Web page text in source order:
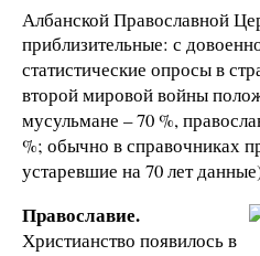
Албанской Православной
приблизительные: с
статистические опросы в
второй мировой войны
мусульмане – 70 %,
%; обычно в справочниках
устаревшие на 70 лет
Православие.
Христианство появилось в